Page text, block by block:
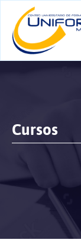
Cursos